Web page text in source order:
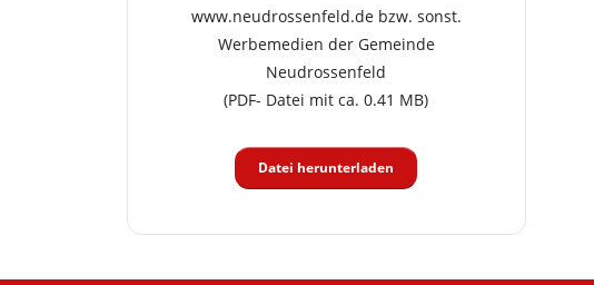
www.neudrossenfeld.de bzw. sonst.
Werbemedien der Gemeinde
Neudrossenfeld
(PDF- Datei mit ca. 0.41 MB)
Datei herunterladen